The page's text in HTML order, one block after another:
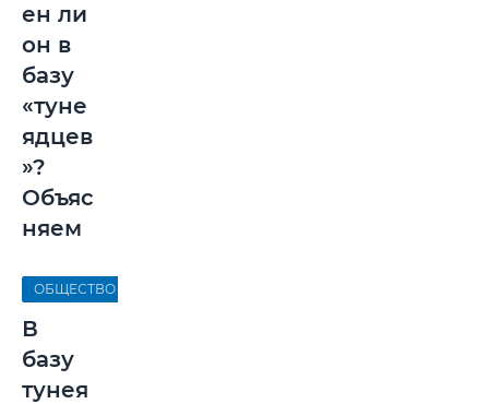
ен ли
он в
базу
«туне
ядцев
»?
Объяс
няем
ОБЩЕСТВО
В
базу
тунея